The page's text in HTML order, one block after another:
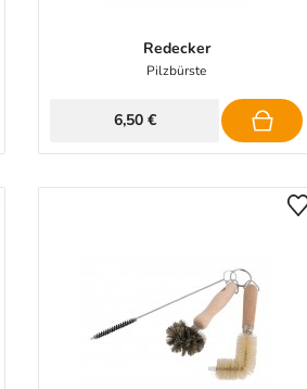
Redecker
Pilzbürste
6,50 €